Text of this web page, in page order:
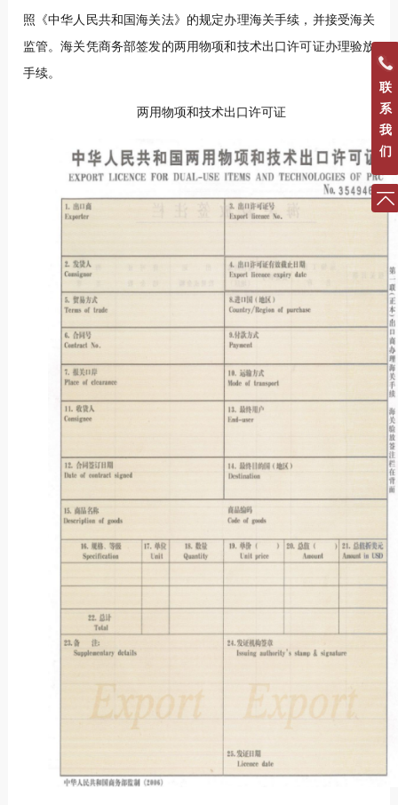
照《中华人民共和国海关法》的规定办理海关手续，并接受海关
监管。海关凭商务部签发的两用物项和技术出口许可证办理验放
手续。
两用物项和技术出口许可证
联
系
我
们